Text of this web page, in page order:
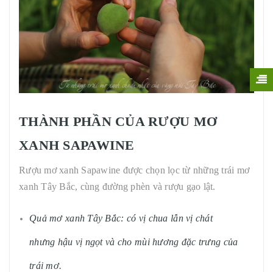
THÀNH PHẦN CỦA RƯỢU MƠ
XANH SAPAWINE
Rượu mơ xanh Sapawine được chọn lọc từ những trái mơ
xanh Tây Bắc, cùng đường phèn và rượu gạo lật.
Quả mơ xanh Tây Bắc: có vị chua lẫn vị chát
nhưng hậu vị ngọt và cho mùi hương đặc trưng của
trái mơ.